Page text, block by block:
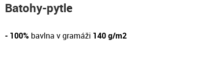
Batohy-pytle
- 100% bavlna v gramáži 140 g/m2